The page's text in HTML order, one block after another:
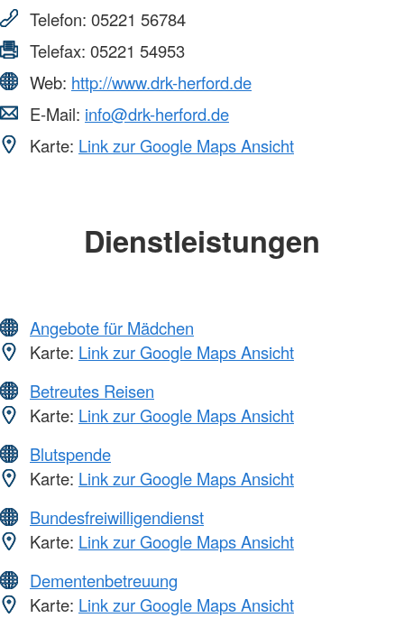
Telefon: 05221 56784
Telefax: 05221 54953
Web: http://www.drk-herford.de
E-Mail: info@drk-herford.de
Karte: Link zur Google Maps Ansicht
Dienstleistungen
Angebote für Mädchen
Karte: Link zur Google Maps Ansicht
Betreutes Reisen
Karte: Link zur Google Maps Ansicht
Blutspende
Karte: Link zur Google Maps Ansicht
Bundesfreiwilligendienst
Karte: Link zur Google Maps Ansicht
Dementenbetreuung
Karte: Link zur Google Maps Ansicht